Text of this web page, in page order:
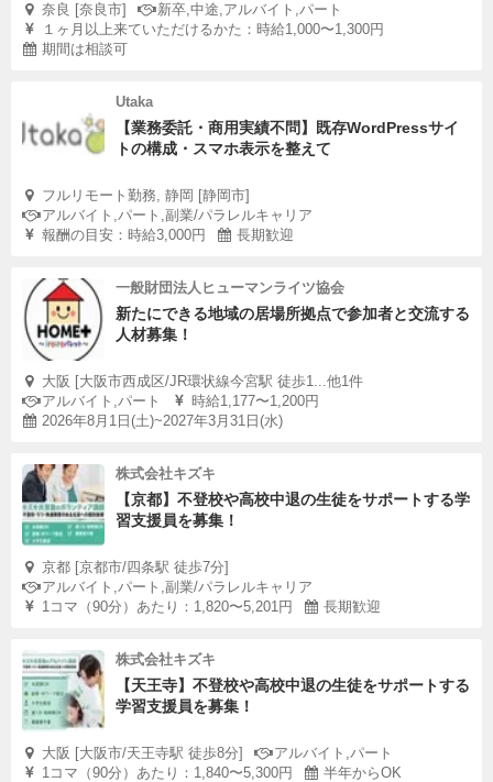
奈良 [奈良市]
新卒,中途,アルバイト,パート
１ヶ月以上来ていただけるかた：時給1,000〜1,300円
期間は相談可
Utaka
【業務委託・商用実績不問】既存WordPressサイ
トの構成・スマホ表示を整えて
フルリモート勤務, 静岡 [静岡市]
アルバイト,パート,副業/パラレルキャリア
報酬の目安：時給3,000円
長期歓迎
一般財団法人ヒューマンライツ協会
新たにできる地域の居場所拠点で参加者と交流する
人材募集！
大阪 [大阪市西成区/JR環状線今宮駅 徒歩1...他1件
アルバイト,パート
時給1,177〜1,200円
2026年8月1日(土)~2027年3月31日(水)
株式会社キズキ
【京都】不登校や高校中退の生徒をサポートする学
習支援員を募集！
京都 [京都市/四条駅 徒歩7分]
アルバイト,パート,副業/パラレルキャリア
1コマ（90分）あたり：1,820〜5,201円
長期歓迎
株式会社キズキ
【天王寺】不登校や高校中退の生徒をサポートする
学習支援員を募集！
大阪 [大阪市/天王寺駅 徒歩8分]
アルバイト,パート
1コマ（90分）あたり：1,840〜5,300円
半年からOK